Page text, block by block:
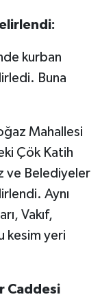
kurban
Buna
Mahallesi
Çök Katih
ve Belediyeler
Aynı
Vakıf,
kesim yeri
Caddesi